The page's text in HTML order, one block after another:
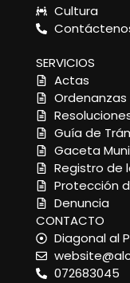
Cultura
SERVICIOS
Actas
Ordenanzas
Guía de
Gaceta
Registro de
Protección
Denuncia
CONTACTO
Diagonal al
072683045